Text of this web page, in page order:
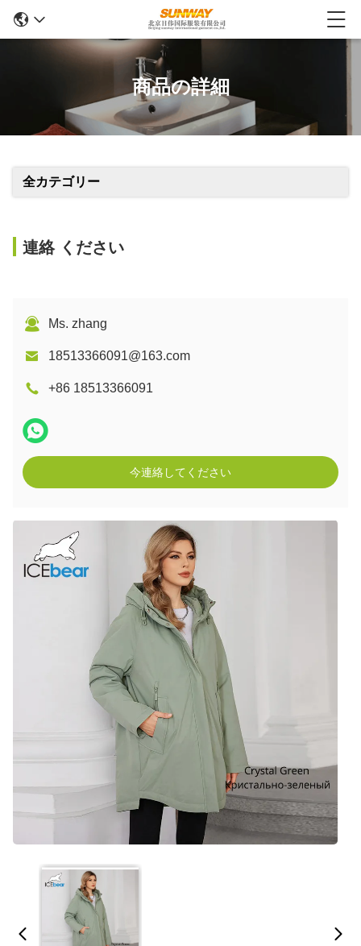
商品の詳細
全カテゴリー
連絡 ください
Ms. zhang
18513366091@163.com
+86 18513366091
今連絡してください